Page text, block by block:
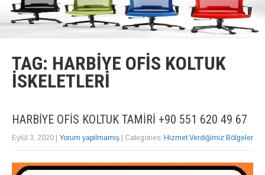
TAG: HARBIYE OFIS KOLTUK
İSKELETLERI
HARBIYE OFIS KOLTUK TAMIRI +90 551 620 49 67
Eylül 3, 2020 | Yorum yapılmamış | Categories: Hizmet Verdiğimiz Bölgeler